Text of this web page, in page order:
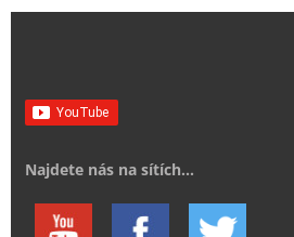
Najdete nás na sítích...